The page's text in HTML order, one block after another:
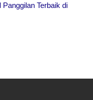
Terbaik di